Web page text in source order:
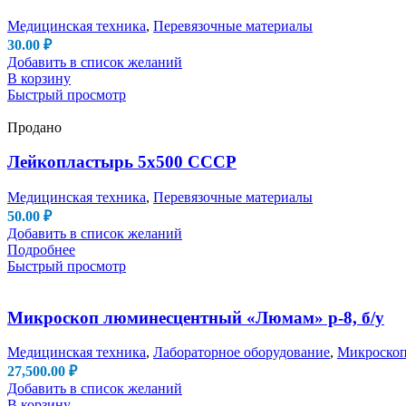
Медицинская техника, Перевязочные материалы
30.00 ₽
Добавить в список желаний
В корзину
Быстрый просмотр
Продано
Лейкопластырь 5х500 СССР
Медицинская техника, Перевязочные материалы
50.00 ₽
Добавить в список желаний
Подробнее
Быстрый просмотр
Микроскоп люминесцентный «Люмам» р-8, б/у
Медицинская техника, Лабораторное оборудование,
27,500.00 ₽
Добавить в список желаний